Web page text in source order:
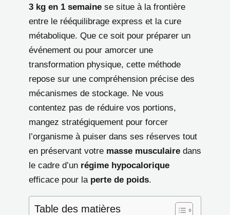
3 kg en 1 semaine se situe à la frontière
entre le rééquilibrage express et la cure
métabolique. Que ce soit pour préparer un
événement ou pour amorcer une
transformation physique, cette méthode
repose sur une compréhension précise des
mécanismes de stockage. Ne vous
contentez pas de réduire vos portions,
mangez stratégiquement pour forcer
l’organisme à puiser dans ses réserves tout
en préservant votre masse musculaire dans
le cadre d’un régime hypocalorique
efficace pour la perte de poids.
Table des matières